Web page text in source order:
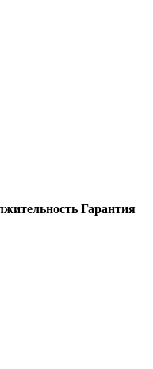
Гарантия